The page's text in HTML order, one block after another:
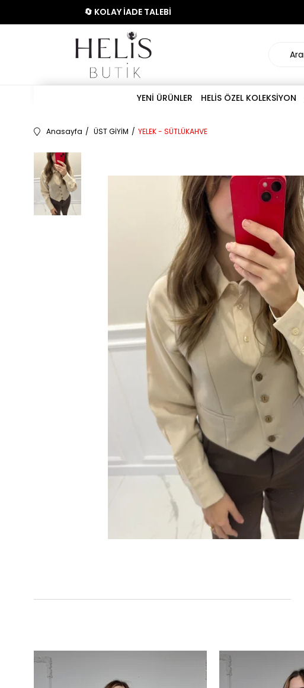
🔄 KOLAY İADE TALEBİ
YENİ ÜRÜNLER HELİS ÖZEL KOLEKSİYON
Anasayfa ÜST GİYİM YELEK - SÜTLÜKAHVE